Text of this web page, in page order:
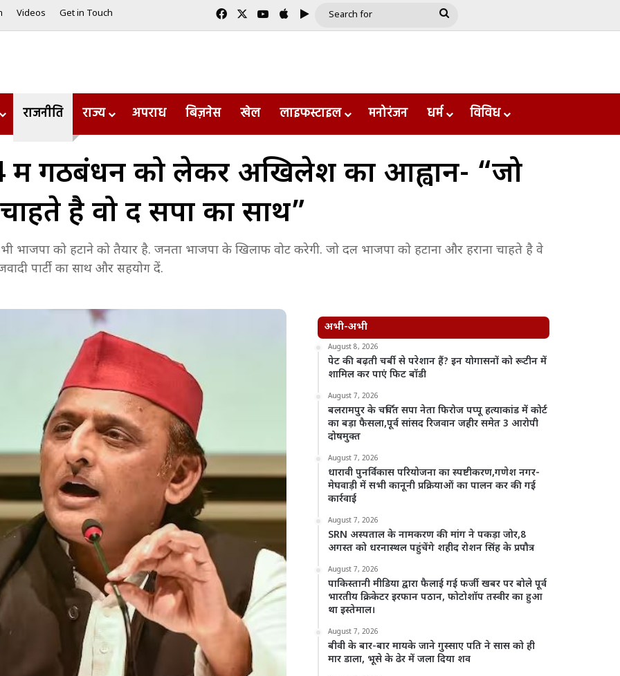
Videos Get in Touch FacebookYouTube
AppleGoogle Play
Search
राजनीति राज्य अपराध बिज़नेस खेल लाइफस्टाइल मनोरंजन धर्म विविध
में गठबंधन को लेकर अखिलेश का आह्वान- “जो
है वो दें सपा का साथ”
को हटाने को तैयार है. जनता भाजपा के खिलाफ वोट करेगी. जो दल भाजपा को हटाना और हराना चाहते है वे
पार्टी का साथ और सहयोग दें.
अभी-अभी
August 8, 2026
पेट की बढ़ती चर्बी से परेशान हैं? इन योगासनों को रूटीन में
शामिल कर पाएं फिट बॉडी
August 7, 2026
बलरामपुर के चर्चित सपा नेता फिरोज पप्पू हत्याकांड में कोर्ट
का बड़ा फैसला,पूर्व सांसद रिजवान जहीर समेत 3 आरोपी
दोषमुक्त
August 7, 2026
धारावी पुनर्विकास परियोजना का स्पष्टीकरण,गणेश नगर-
मेघवाड़ी में सभी कानूनी प्रक्रियाओं का पालन कर की गई
कार्रवाई
August 7, 2026
SRN अस्पताल के नामकरण की मांग ने पकड़ा जोर,8
अगस्त को धरनास्थल पहुंचेंगे शहीद रोशन सिंह के प्रपौत्र
August 7, 2026
पाकिस्तानी मीडिया द्वारा फैलाई गई फर्जी खबर पर बोले पूर्व
भारतीय क्रिकेटर इरफान पठान, फोटोशॉप तस्वीर का हुआ
था इस्तेमाल।
August 7, 2026
बीवी के बार-बार मायके जाने गुस्साए पति ने सास को ही
मार डाला, भूसे के ढेर में जला दिया शव